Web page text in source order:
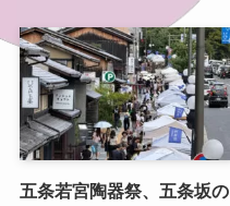
五条若宮陶器祭、五条坂の